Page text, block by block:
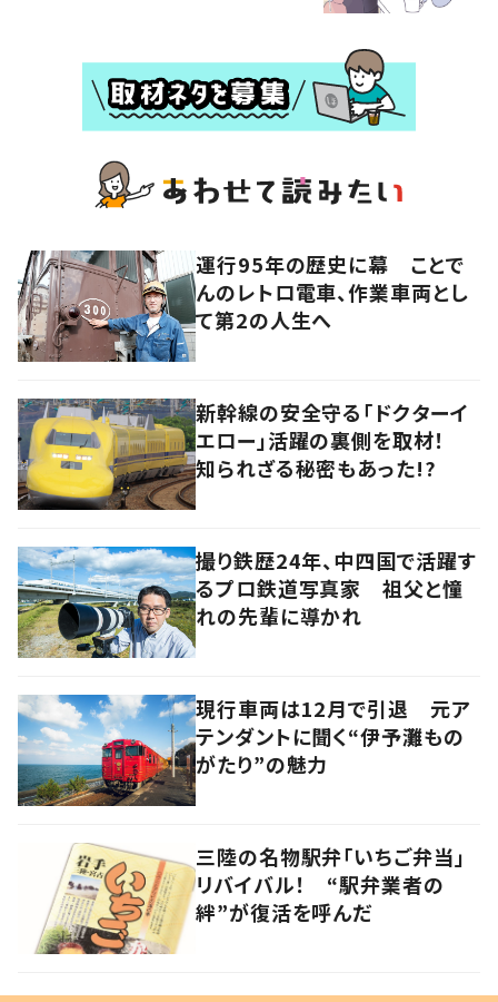
運行95年の歴史に幕 ことで
んのレトロ電車、作業車両とし
て第2の人生へ
新幹線の安全守る「ドクターイ
エロー」活躍の裏側を取材！
知られざる秘密もあった!?
撮り鉄歴24年、中四国で活躍す
るプロ鉄道写真家 祖父と憧
れの先輩に導かれ
現行車両は12月で引退 元ア
テンダントに聞く“伊予灘もの
がたり”の魅力
三陸の名物駅弁「いちご弁当」
リバイバル！ “駅弁業者の
絆”が復活を呼んだ